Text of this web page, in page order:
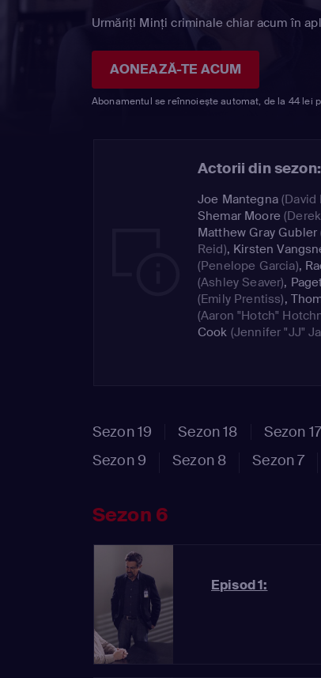
Urmăriți Minţi criminale chiar acum în
AONEAZĂ-TE ACUM
Abonamentul se reînnoiește automat, de la 44 lei
Actorii din sezon:
Joe Mantegna(David
Shemar Moore
Matthew Gray Gubler
Reid), Kirsten
(Penelope Garcia),
(Ashley Seaver),
(Emily Prentiss),
(Aaron "Hotch"
Cook (Jennifer "JJ"
Sezon 19 Sezon 18 Sezon 17
Sezon 9
Sezon 8 Sezon 7
Sezon 6
Episod 1: